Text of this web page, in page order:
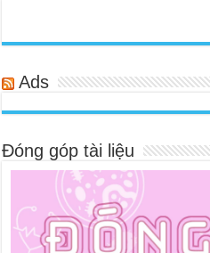
Ads
Đóng góp tài liệu